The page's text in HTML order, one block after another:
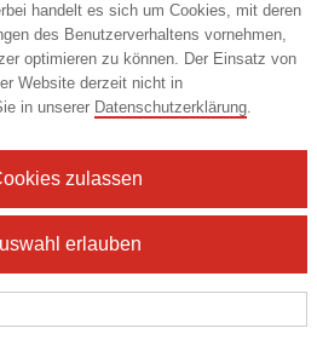
Kühltasche 4L
3,86 €
Details
handelt es sich um Cookies, mit deren
des Benutzerverhaltens vornehmen,
optimieren zu können. Der Einsatz von
Website derzeit nicht in
in unserer Datenschutzerklärung.
erlauben
zulassen